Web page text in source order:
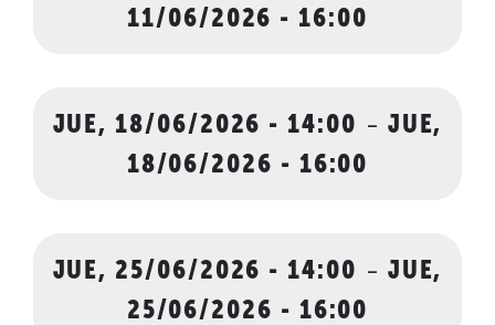
11/06/2026 - 16:00
JUE, 18/06/2026 - 14:00 - JUE,
18/06/2026 - 16:00
JUE, 25/06/2026 - 14:00 - JUE,
25/06/2026 - 16:00